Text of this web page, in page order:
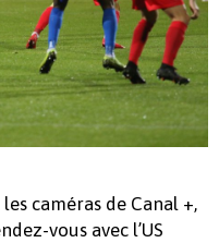
caméras de Canal +,
vous avec l’US